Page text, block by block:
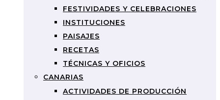
FESTIVIDADES Y CELEBRACIONES
INSTITUCIONES
PAISAJES
RECETAS
TÉCNICAS Y OFICIOS
CANARIAS
ACTIVIDADES DE PRODUCCIÓN